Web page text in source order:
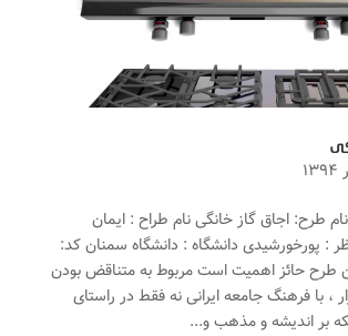
طرح: اجاق گاز خانگی نام طراح : ایمان
: پورخورشیدی دانشگاه : دانشگاه سمنان کد:
این طرح حائز اهمیت است مربوط به متناقض بودن
، با فرهنگ جامعه ایرانی نه فقط در راستای
بر اندیشه و مذهب و...